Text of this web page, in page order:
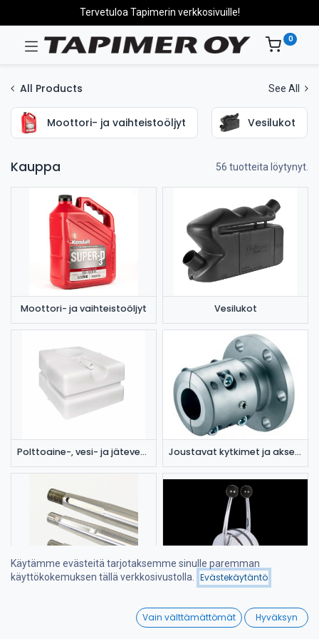
Suodattimet
Hinta - korkeimmasta
matalimpaan
Wishlist
Tervetuloa Tapimerin verkkosivuille!
0
All Products See All
Moottori- ja vaihteistoöljyt Vesilukot
Kauppa 56 tuotteita löytynyt.
Moottori- ja vaihteistoöljyt Vesilukot
Polttoaine-, vesi- ja jätevesitankit Joustavat kytkimet ja akselilaipat
Käytämme evästeitä tarjotaksemme sinulle paremman
käyttökokemuksen tällä verkkosivustolla.
Evästekäytäntö
Vain välttämättömät Hyväksyn